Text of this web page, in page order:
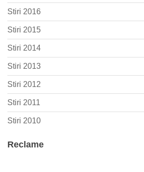
Stiri 2016
Stiri 2015
Stiri 2014
Stiri 2013
Stiri 2012
Stiri 2011
Stiri 2010
Reclame